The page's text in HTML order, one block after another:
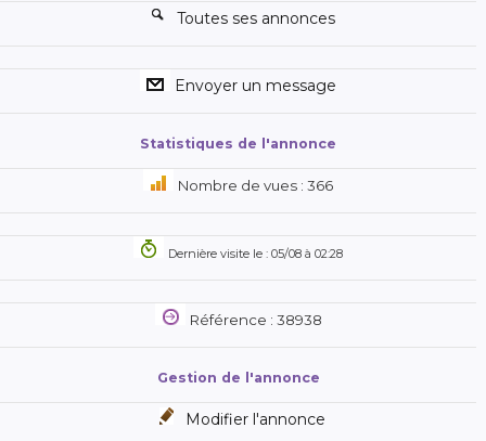
Toutes ses annonces
Envoyer un message
Statistiques de l'annonce
Nombre de vues : 366
Dernière visite le : 05/08 à 02:28
Référence : 38938
Gestion de l'annonce
Modifier l'annonce